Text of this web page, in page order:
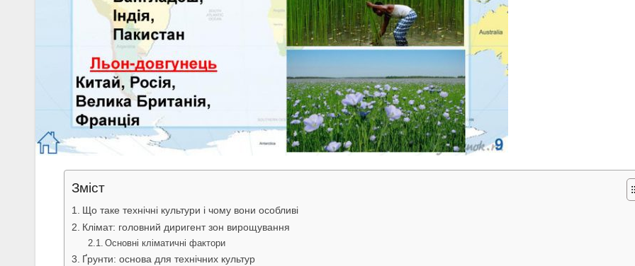
Зміст
Що таке технічні культури і чому вони особливі
Клімат: головний диригент зон вирощування
Основні кліматичні фактори
Ґрунти: основа для технічних культур